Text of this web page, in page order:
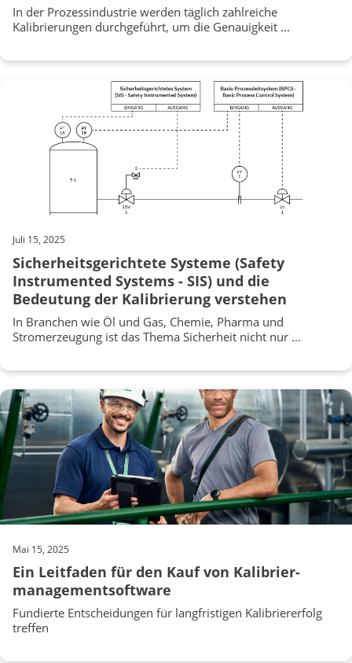
In der Prozessindustrie werden täglich zahlreiche
Kalibrierungen durchgeführt, um die Genauigkeit ...
Juli 15, 2025
Sicherheitsgerichtete Systeme (Safety
Instrumented Systems - SIS) und die
Bedeutung der Kalibrierung verstehen
In Branchen wie Öl und Gas, Chemie, Pharma und
Stromerzeugung ist das Thema Sicherheit nicht nur ...
Mai 15, 2025
Ein Leitfaden für den Kauf von Kalibrier-
managementsoftware
Fundierte Entscheidungen für langfristigen Kalibriererfolg
treffen